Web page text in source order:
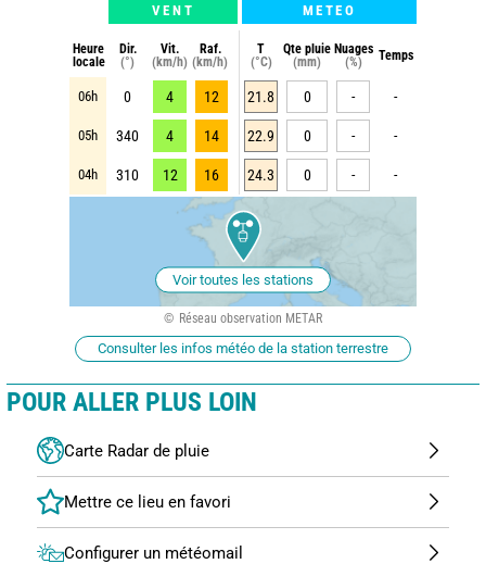
VENT METEO
Heure
locale
Dir.
(°)
Vit.
(km/h)
Raf.
(km/h)
T
(°C)
Qte pluie
(mm)
Nuages
(%)
Temps
06h 0 4 12 21.8 0 - -
05h 340 4 14 22.9 0 - -
04h 310 12 16 24.3 0 - -
Voir toutes les stations
Réseau observation METAR
Consulter les infos météo de la station terrestre
POUR ALLER PLUS LOIN
Carte Radar de pluie
Configurer un météomail